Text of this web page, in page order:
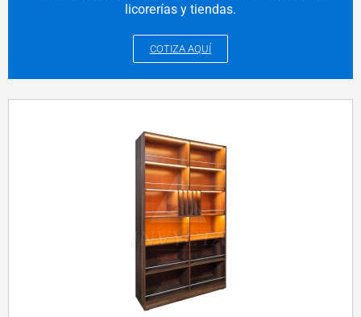
licorerías y tiendas.
COTIZA AQUÍ